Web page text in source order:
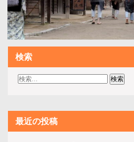
検索
最近の投稿